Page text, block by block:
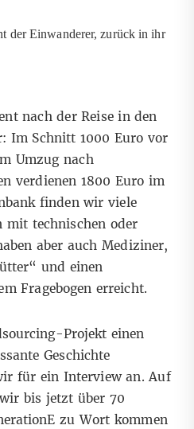
nach der Reise in den
Im Schnitt 1000 Euro vor
Umzug nach
verdienen 1800 Euro im
finden wir viele
mit technischen oder
aber auch Mediziner,
und einen
Fragebogen erreicht.
Projekt einen
Geschichte
für ein Interview an. Auf
bis jetzt über 70
zu Wort kommen